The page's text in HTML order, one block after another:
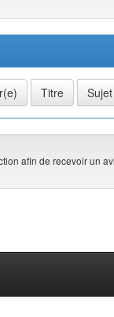
afin de recevoir un